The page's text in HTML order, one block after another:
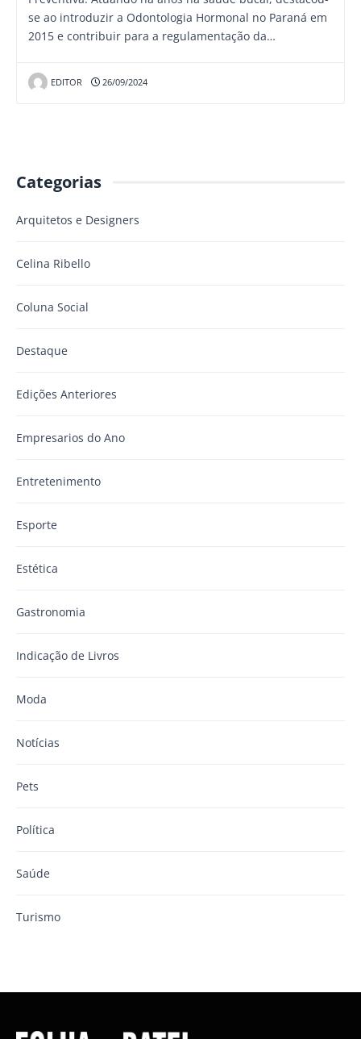
se ao introduzir a Odontologia Hormonal no Paraná em
2015 e contribuir para a regulamentação da…
EDITOR 26/09/2024
Categorias
Arquitetos e Designers
Celina Ribello
Coluna Social
Destaque
Edições Anteriores
Empresarios do Ano
Entretenimento
Esporte
Estética
Gastronomia
Indicação de Livros
Moda
Notícias
Pets
Política
Saúde
Turismo